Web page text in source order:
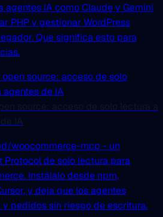
agentes IA como Claude y Gemini
PHP y gestionar WordPress
Que significa esto para
woocommerce-mcp - un
Protocol de solo lectura para
Instálalo desde npm,
y deja que los agentes
pedidos sin riesgo de escritura.